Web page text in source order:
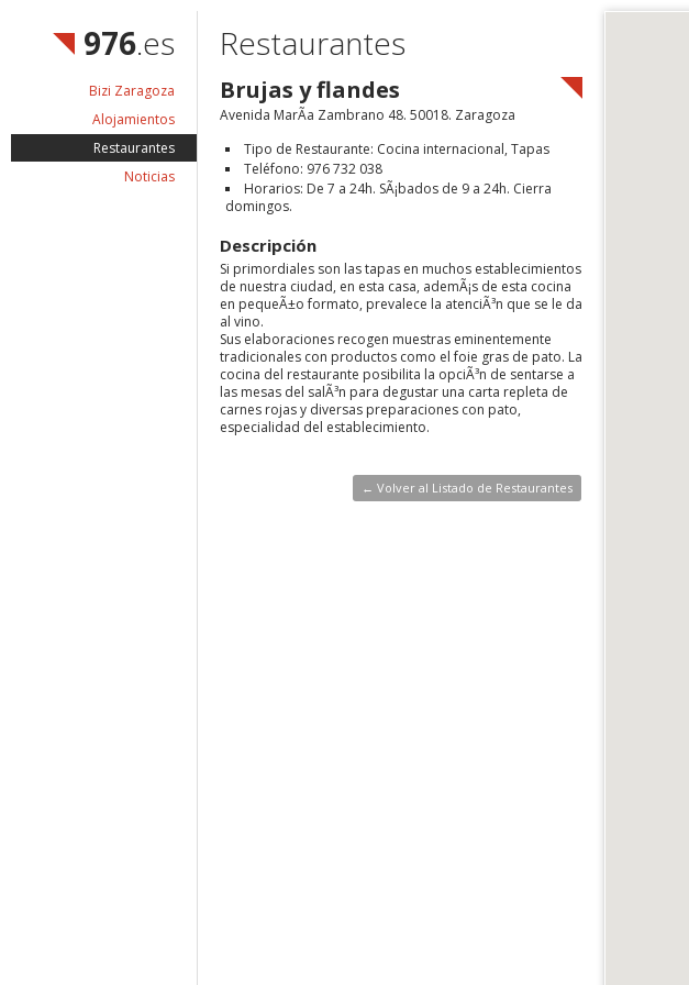
976.es
Bizi Zaragoza
Alojamientos
Restaurantes
Noticias
Restaurantes
Brujas y flandes
Avenida MarÃ­a Zambrano 48. 50018. Zaragoza
Tipo de Restaurante: Cocina internacional, Tapas
Teléfono: 976 732 038
Horarios: De 7 a 24h. SÃ¡bados de 9 a 24h. Cierra
domingos.
Descripción
Si primordiales son las tapas en muchos establecimientos
de nuestra ciudad, en esta casa, ademÃ¡s de esta cocina
en pequeÃ±o formato, prevalece la atenciÃ³n que se le da
al vino.
Sus elaboraciones recogen muestras eminentemente
tradicionales con productos como el foie gras de pato. La
cocina del restaurante posibilita la opciÃ³n de sentarse a
las mesas del salÃ³n para degustar una carta repleta de
carnes rojas y diversas preparaciones con pato,
especialidad del establecimiento.
← Volver al Listado de Restaurantes